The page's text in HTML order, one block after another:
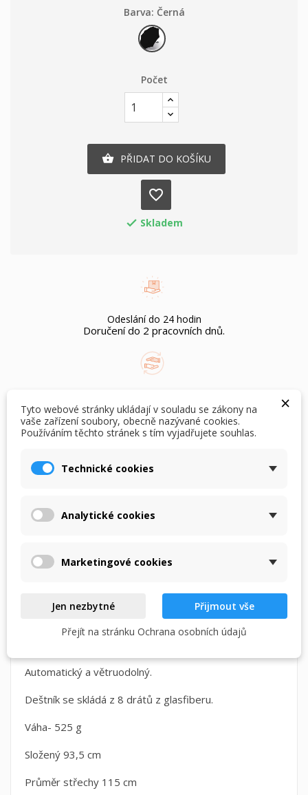
Barva: Černá
Černá
Počet
 PŘIDAT DO KOŠÍKU
favorite_border
 Skladem
Odeslání do 24 hodin
Doručení do 2 pracovních dnů.
Pouze pro nepoužité zboží s cedulkami.
Doprava zdarma
Vysoce kvalitních deštníků je automatický se
zpevněnou konstrukcí z glasfiberu ( velmi pevný plast
Automatický a větruodolný.
Deštník se skládá z 8 drátů z glasfiberu.
Váha- 525 g
Složený 93,5 cm
Průměr střechy 115 cm
add_circle_outline Vytvořit nový seznam
Zrušit Vytvořit seznam přání
×
Tyto webové stránky ukládají v souladu se zákony na
vaše zařízení soubory, obecně nazývané cookies.
Používáním těchto stránek s tím vyjadřujete souhlas.
Technické cookies
Analytické cookies
Marketingové cookies
Jen nezbytné
Přijmout vše
Přejít na stránku Ochrana osobních údajů